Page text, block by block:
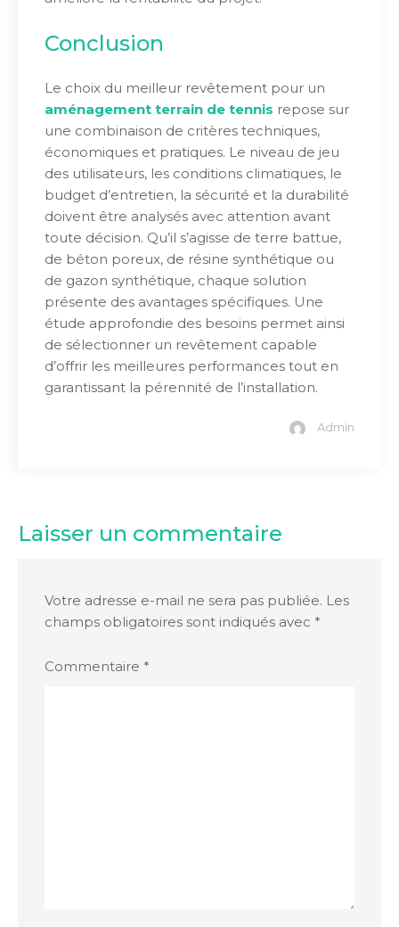
Conclusion
Le choix du meilleur revêtement pour un
aménagement terrain de tennis repose sur
une combinaison de critères techniques,
économiques et pratiques. Le niveau de jeu
des utilisateurs, les conditions climatiques, le
budget d’entretien, la sécurité et la durabilité
doivent être analysés avec attention avant
toute décision. Qu’il s’agisse de terre battue,
de béton poreux, de résine synthétique ou
de gazon synthétique, chaque solution
présente des avantages spécifiques. Une
étude approfondie des besoins permet ainsi
de sélectionner un revêtement capable
d’offrir les meilleures performances tout en
garantissant la pérennité de l’installation.
Admin
Laisser un commentaire
Votre adresse e-mail ne sera pas publiée. Les
champs obligatoires sont indiqués avec *
Commentaire *